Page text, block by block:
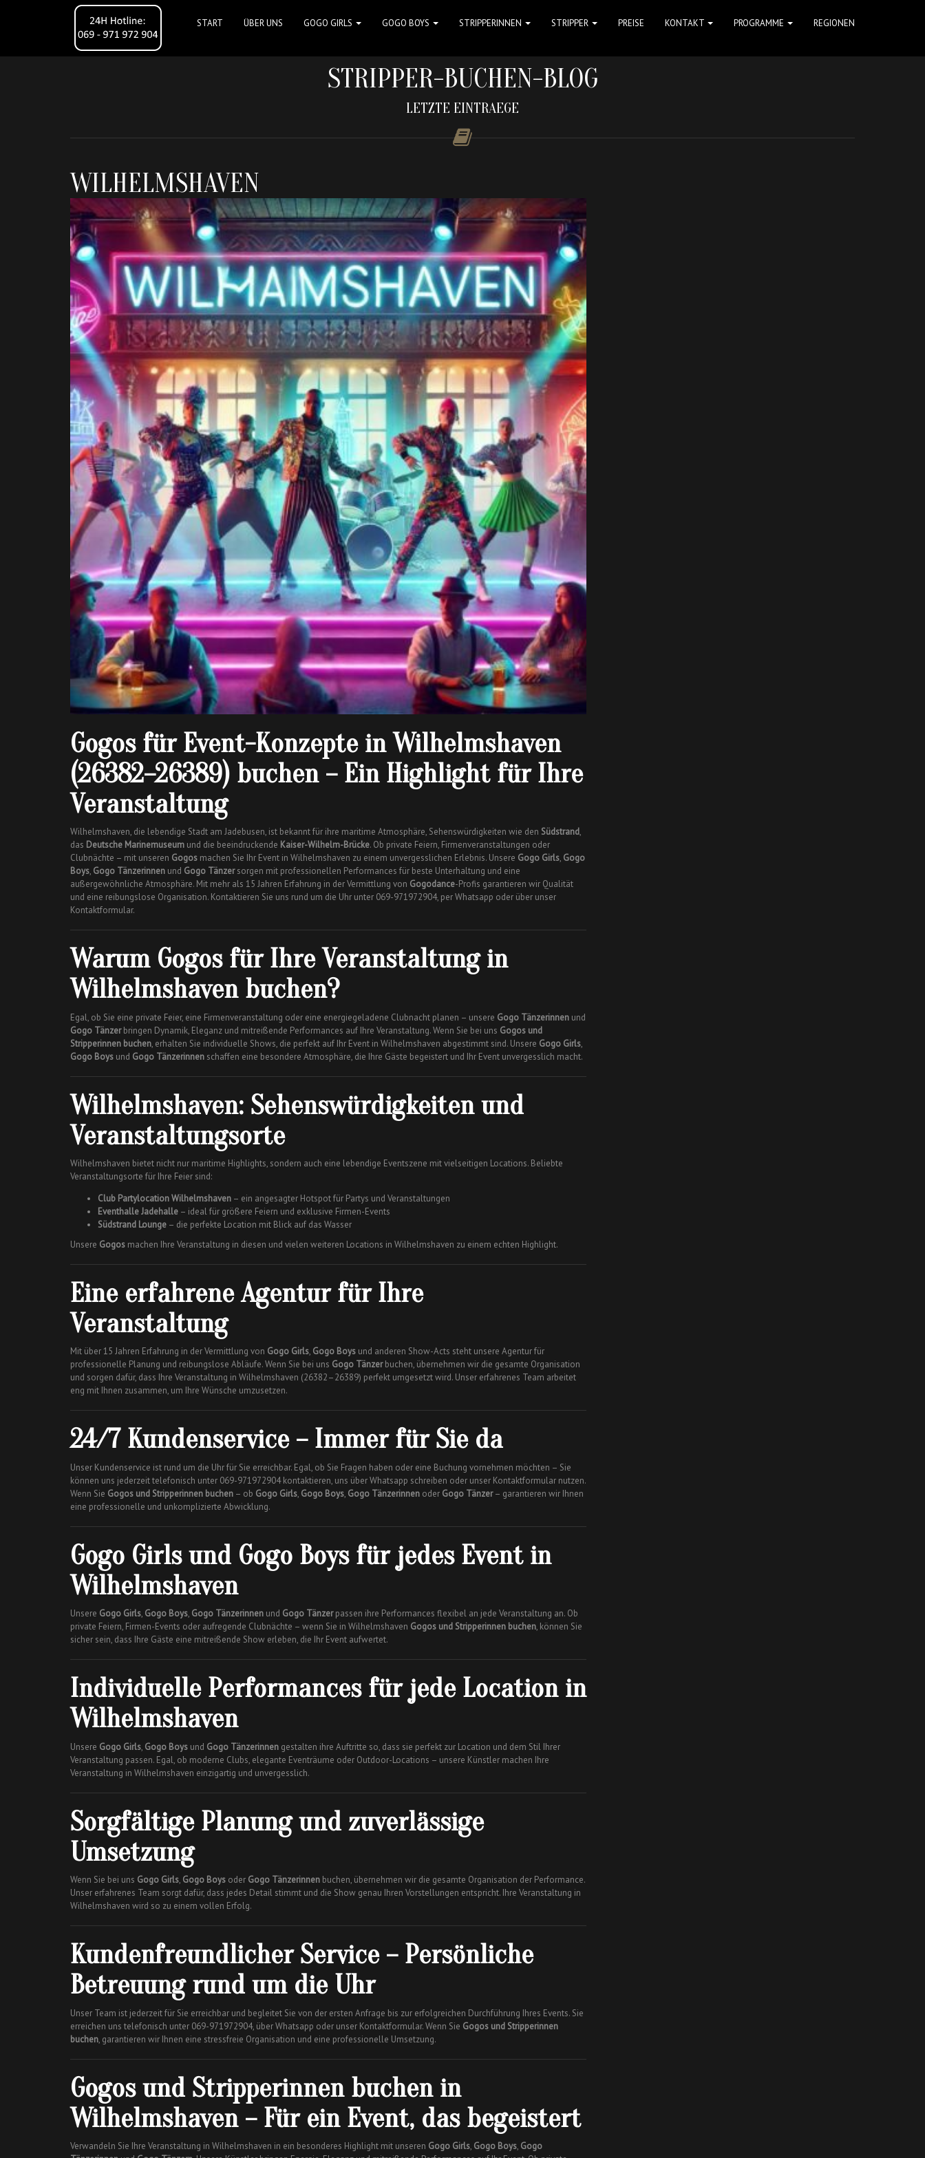
START ÜBER UNS GOGO GIRLS GOGO BOYS STRIPPERINNEN STRIPPER PREISE KONTAKT PROGRAMME REGIONEN
STRIPPER-BUCHEN-BLOG
LETZTE EINTRAEGE
WILHELMSHAVEN
Gogos für Event-Konzepte in Wilhelmshaven
(26382–26389) buchen – Ein Highlight für Ihre
Veranstaltung
Wilhelmshaven, die lebendige Stadt am Jadebusen, ist bekannt für ihre maritime Atmosphäre, Sehenswürdigkeiten wie den Südstrand,
das Deutsche Marinemuseum und die beeindruckende Kaiser-Wilhelm-Brücke. Ob private Feiern, Firmenveranstaltungen oder
Clubnächte – mit unseren Gogos machen Sie Ihr Event in Wilhelmshaven zu einem unvergesslichen Erlebnis. Unsere Gogo Girls, Gogo
Boys, Gogo Tänzerinnen und Gogo Tänzersorgen mit professionellen Performances für beste Unterhaltung und eine
außergewöhnliche Atmosphäre. Mit mehr als 15 Jahren Erfahrung in der Vermittlung von Gogodance-Profis garantieren wir Qualität
und eine reibungslose Organisation. Kontaktieren Sie uns rund um die Uhr unter 069-971972904, per Whatsapp oder über unser
Kontaktformular.
Warum Gogos für Ihre Veranstaltung in
Wilhelmshaven buchen?
Egal, ob Sie eine private Feier, eine Firmenveranstaltung oder eine energiegeladene Clubnacht planen – unsere Gogo Tänzerinnen und
Gogo Tänzerbringen Dynamik, Eleganz und mitreißende Performances auf Ihre Veranstaltung. Wenn Sie bei uns Gogos und
Stripperinnen buchen, erhalten Sie individuelle Shows, die perfekt auf Ihr Event in Wilhelmshaven abgestimmt sind. Unsere Gogo Girls,
Gogo Boys und Gogo Tänzerinnen schaffen eine besondere Atmosphäre, die Ihre Gäste begeistert und Ihr Event unvergesslich macht.
Wilhelmshaven: Sehenswürdigkeiten und
Veranstaltungsorte
Wilhelmshaven bietet nicht nur maritime Highlights, sondern auch eine lebendige Eventszene mit vielseitigen Locations. Beliebte
Veranstaltungsorte für Ihre Feier sind:
Club Partylocation Wilhelmshaven – ein angesagter Hotspot für Partys und Veranstaltungen
Eventhalle Jadehalle – ideal für größere Feiern und exklusive Firmen-Events
Südstrand Lounge – die perfekte Location mit Blick auf das Wasser
Unsere Gogos machen Ihre Veranstaltung in diesen und vielen weiteren Locations in Wilhelmshaven zu einem echten Highlight.
Eine erfahrene Agentur für Ihre
Veranstaltung
Mit über 15 Jahren Erfahrung in der Vermittlung von Gogo Girls, Gogo Boys und anderen Show-Acts steht unsere Agentur für
professionelle Planung und reibungslose Abläufe. Wenn Sie bei uns Gogo Tänzerbuchen, übernehmen wir die gesamte Organisation
und sorgen dafür, dass Ihre Veranstaltung in Wilhelmshaven (26382–26389) perfekt umgesetzt wird. Unser erfahrenes Team arbeitet
eng mit Ihnen zusammen, um Ihre Wünsche umzusetzen.
24/7 Kundenservice – Immer für Sie da
Unser Kundenservice ist rund um die Uhr für Sie erreichbar. Egal, ob Sie Fragen haben oder eine Buchung vornehmen möchten – Sie
können uns jederzeit telefonisch unter 069-971972904 kontaktieren, uns über Whatsapp schreiben oder unser Kontaktformular nutzen.
Wenn Sie Gogos und Stripperinnen buchen – ob Gogo Girls, Gogo Boys, Gogo Tänzerinnen oder Gogo Tänzer– garantieren wir Ihnen
eine professionelle und unkomplizierte Abwicklung.
Gogo Girls und Gogo Boys für jedes Event in
Wilhelmshaven
Unsere Gogo Girls, Gogo Boys, Gogo Tänzerinnen und Gogo Tänzerpassen ihre Performances flexibel an jede Veranstaltung an. Ob
private Feiern, Firmen-Events oder aufregende Clubnächte – wenn Sie in Wilhelmshaven Gogos und Stripperinnen buchen, können Sie
sicher sein, dass Ihre Gäste eine mitreißende Show erleben, die Ihr Event aufwertet.
Individuelle Performances für jede Location in
Wilhelmshaven
Unsere Gogo Girls, Gogo Boys und Gogo Tänzerinnen gestalten ihre Auftritte so, dass sie perfekt zur Location und dem Stil Ihrer
Veranstaltung passen. Egal, ob moderne Clubs, elegante Eventräume oder Outdoor-Locations – unsere Künstler machen Ihre
Veranstaltung in Wilhelmshaven einzigartig und unvergesslich.
Sorgfältige Planung und zuverlässige
Umsetzung
Wenn Sie bei uns Gogo Girls, Gogo Boys oder Gogo Tänzerinnen buchen, übernehmen wir die gesamte Organisation der Performance.
Unser erfahrenes Team sorgt dafür, dass jedes Detail stimmt und die Show genau Ihren Vorstellungen entspricht. Ihre Veranstaltung in
Wilhelmshaven wird so zu einem vollen Erfolg.
Kundenfreundlicher Service – Persönliche
Betreuung rund um die Uhr
Unser Team ist jederzeit für Sie erreichbar und begleitet Sie von der ersten Anfrage bis zur erfolgreichen Durchführung Ihres Events. Sie
erreichen uns telefonisch unter 069-971972904, über Whatsapp oder unser Kontaktformular. Wenn Sie Gogos und Stripperinnen
buchen, garantieren wir Ihnen eine stressfreie Organisation und eine professionelle Umsetzung.
Gogos und Stripperinnen buchen in
Wilhelmshaven – Für ein Event, das begeistert
Verwandeln Sie Ihre Veranstaltung in Wilhelmshaven in ein besonderes Highlight mit unseren Gogo Girls, Gogo Boys, Gogo